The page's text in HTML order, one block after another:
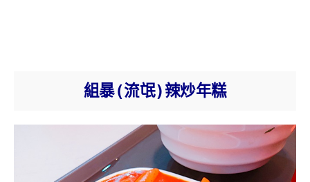
組暴(流氓)辣炒年糕